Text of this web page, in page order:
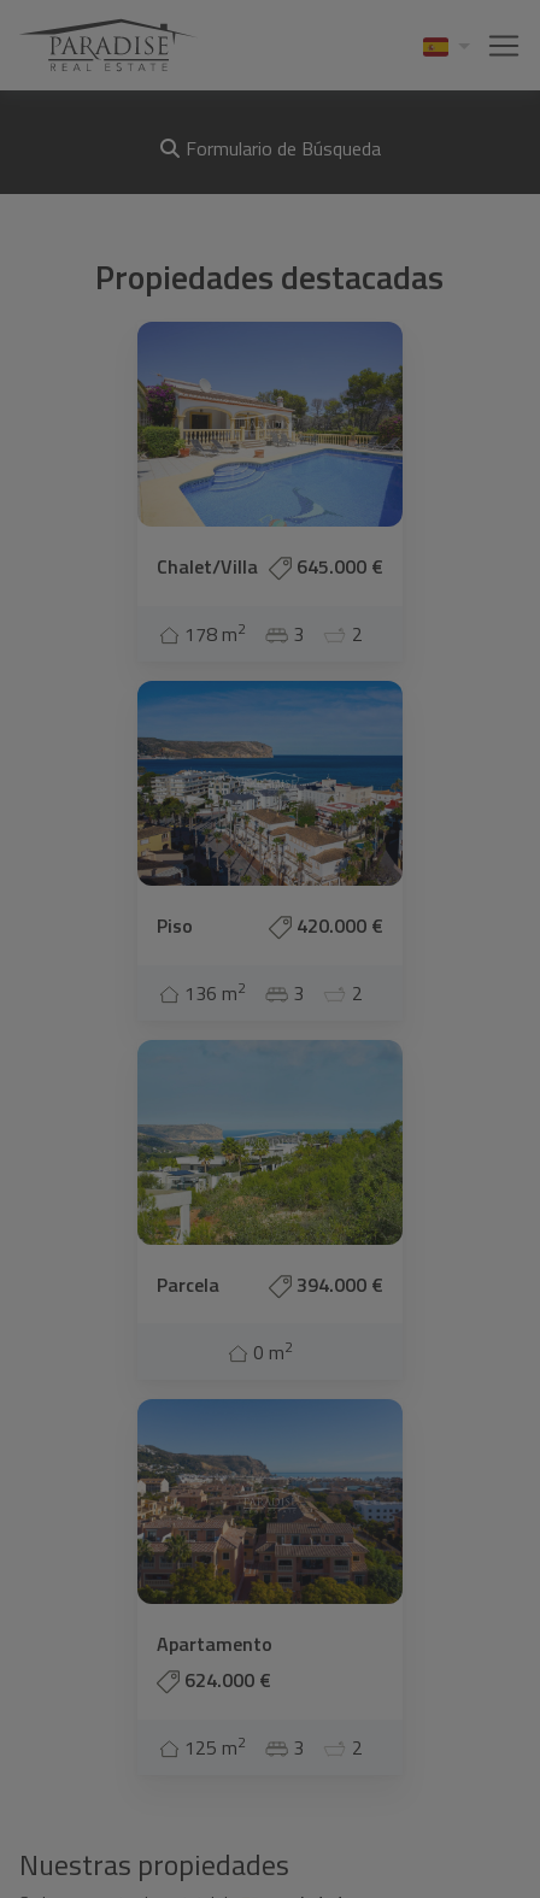
Formulario de Búsqueda
Propiedades destacadas
Chalet/Villa 645.000 €
178 m2 3 2
Piso 420.000 €
136 m2 3 2
Parcela 394.000 €
0 m2
Apartamento
624.000 €
125 m2 3 2
Nuestras propiedades